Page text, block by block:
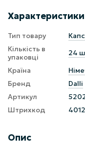
Характеристики
Тип товару
Кількість в
упаковці
24
Країна
Бренд
Dalli
Артикул
Штрихкод
Опис